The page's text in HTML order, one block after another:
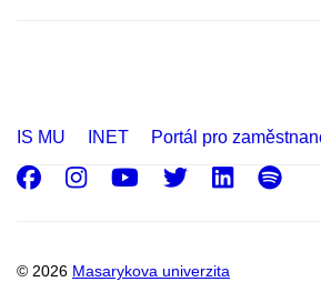
IS MU INET Portál pro
© 2026 Masarykova univerzita
Facebook
Instagram
Youtube
Twitter